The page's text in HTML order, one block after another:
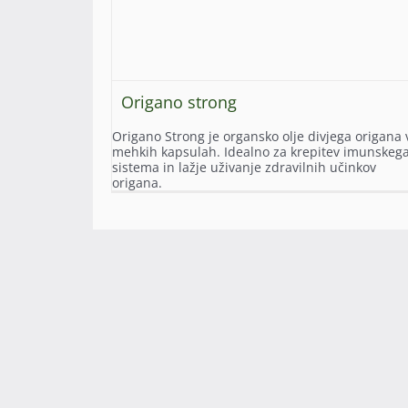
Origano strong
Origano Strong je organsko olje divjega origana
mehkih kapsulah. Idealno za krepitev imunskega
sistema in lažje uživanje zdravilnih učinkov
origana.